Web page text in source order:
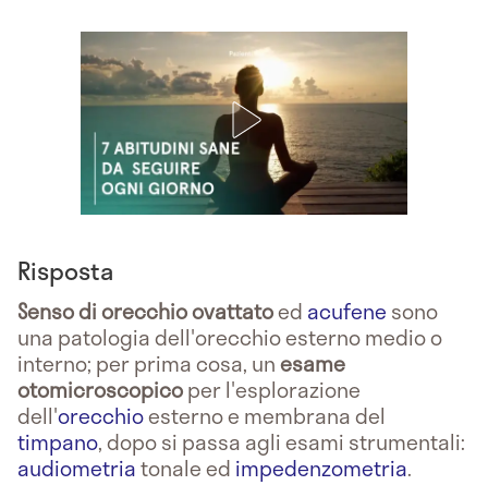
Risposta
Senso di orecchio ovattatoed acufene sono
una patologia dell'orecchio esterno medio o
interno; per prima cosa, unesame
otomicroscopicoper l'esplorazione
dell'orecchioesterno e membrana del
timpano, dopo si passa agli esami strumentali:
audiometriatonale ed impedenzometria.